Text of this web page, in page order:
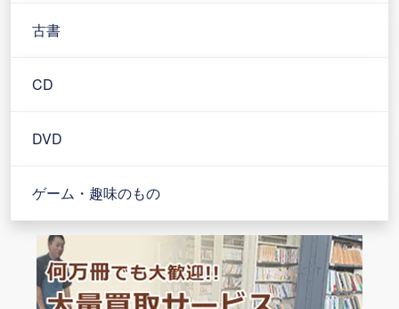
古書
CD
DVD
ゲーム・趣味のもの